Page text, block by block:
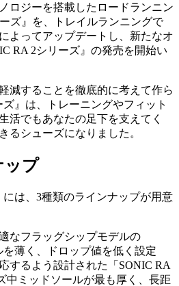
ロジーを搭載したロードランニン
ズ』を、トレイルランニングで
よってアップデートし、新たなオ
RA 2シリーズ』の発売を開始い
減することを徹底的に考えて作ら
』は、トレーニングやフィット
活でもあなたの足下を支えてく
るシューズになりました。
ップ
には、3種類のラインナップが用意
なフラッグシップモデルの
を薄く、ドロップ値を低く設定
するよう設計された「SONIC RA
中ミッドソールが最も厚く、長距